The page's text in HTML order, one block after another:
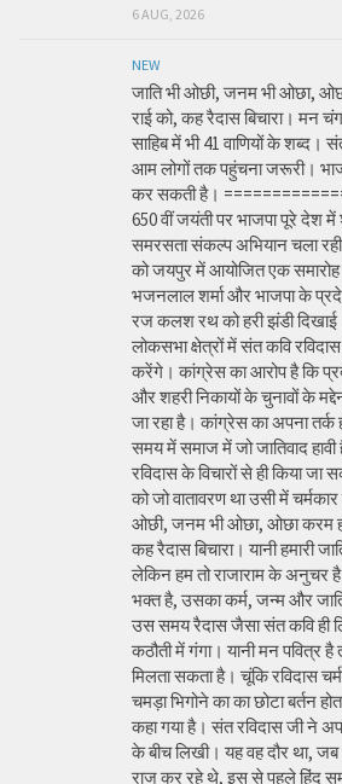
6 AUG, 2026
NEW
जाति भी ओछी, जनम भी ओछा,
राई को, कह रैदास बिचारा। मन
साहिब में भी 41 वाणियों के शब्द।
आम लोगों तक पहुंचना जरूरी।
कर सकती है।
650 वीं जयंती पर भाजपा पूरे देश में
समरसता संकल्प अभियान चला
को जयपुर में आयोजित एक
भजनलाल शर्मा और भाजपा के
रज कलश रथ को हरी झंडी
लोकसभा क्षेत्रों में संत कवि
करेंगे। कांग्रेस का आरोप है कि
और शहरी निकायों के चुनावों के
जा रहा है। कांग्रेस का अपना
समय में समाज में जो जातिवाद
रविदास के विचारों से ही किया
को जो वातावरण था उसी में
ओछी, जनम भी ओछा, ओछा करम
कह रैदास बिचारा। यानी हमारी
लेकिन हम तो राजाराम के अनुचर
भक्त है, उसका कर्म, जन्म और
उस समय रैदास जैसा संत कवि ही
कठौती में गंगा। यानी मन पवित्र है
मिलता सकता है। चूंकि रविदास
चमड़ा भिगोने का का छोटा बर्तन
कहा गया है। संत रविदास जी ने
के बीच लिखी। यह वह दौर था,
राज कर रहे थे, इस से पहले हिंदू